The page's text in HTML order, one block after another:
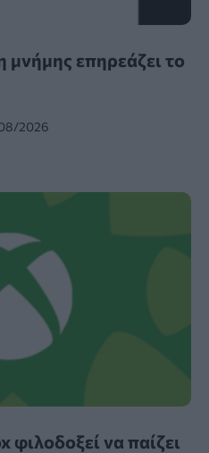
μνήμης επηρεάζει το
2026
φιλοδοξεί να παίζει